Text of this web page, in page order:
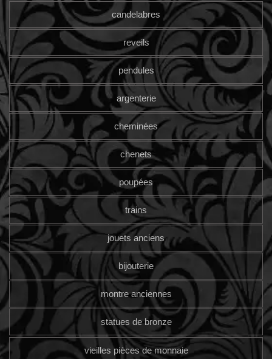
candelabres
reveils
pendules
argenterie
cheminées
chenets
poupées
trains
jouets anciens
bijouterie
montre anciennes
statues de bronze
vieilles pièces de monnaie